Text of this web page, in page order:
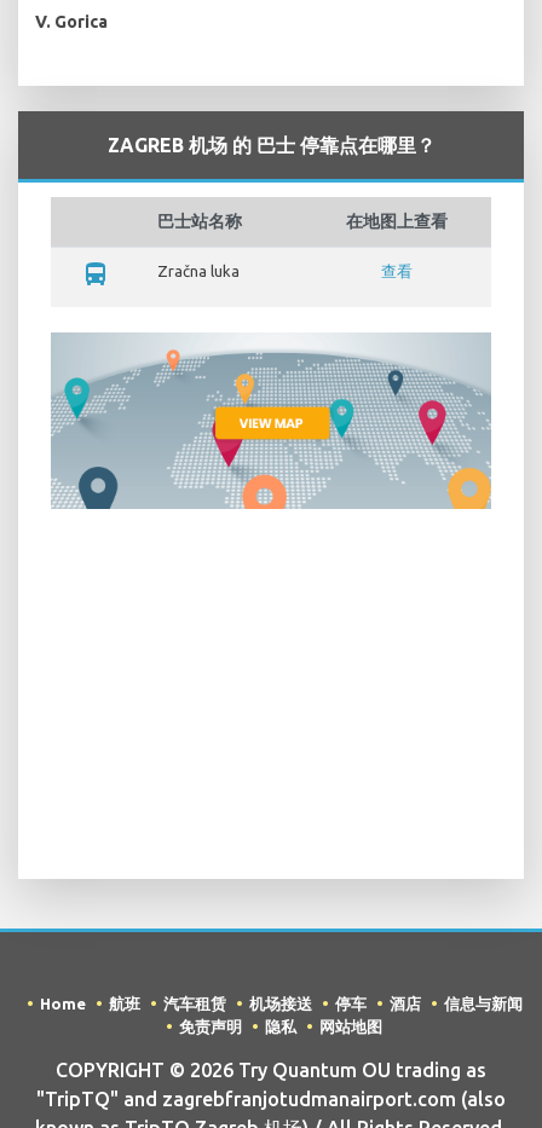
V. Gorica
ZAGREB 机场 的 巴士 停靠点在哪里？
巴士站名称 在地图上查看
directions_bus Zračna luka 查看
Home 航班 汽车租赁 机场接送 停车 酒店
信息与新闻
免责声明
隐私 网站地图
COPYRIGHT © 2026 Try Quantum OU trading as
"TripTQ" and zagrebfranjotudmanairport.com (also